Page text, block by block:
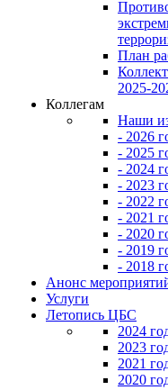
План
2025-
Коллегам
Наши
- 2026
- 2025
- 2024
- 2023
- 2022
- 2021
- 2020
- 2019
- 2018
Анонс
Услуги
Летопись ЦБС
2024
2023
2021
2020